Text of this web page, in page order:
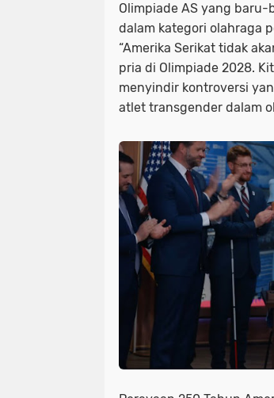
Olimpiade AS yang
dalam kategori olahraga
“Amerika Serikat tidak
pria di Olimpiade 2028.
menyindir kontroversi
atlet transgender dalam